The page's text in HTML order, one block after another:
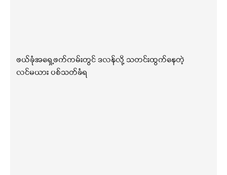
ဖယ်ခုံအရှေ့ဖက်ကမ်းတွင် ဒလန်လို့ သတင်းထွက်နေတဲ့
လင်မယား ပစ်သတ်ခံရ